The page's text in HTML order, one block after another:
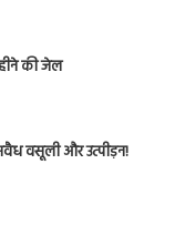
की जेल
वसूली और उत्पीड़न!